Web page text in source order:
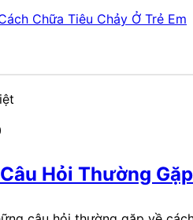
Hỏi Thường